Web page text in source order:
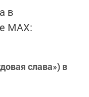
в
MАХ:
слава») в